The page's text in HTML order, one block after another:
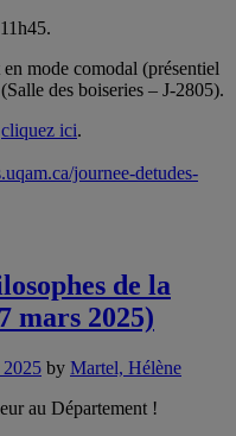
mode comodal (présentiel
des boiseries – J-2805).
cliquez ici.
journee-detudes-
de la
mars 2025)
2025 by Martel, Hélène
au Département !